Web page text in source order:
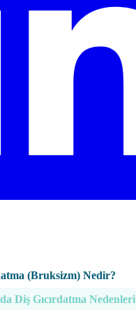
(Bruksizm) Nedir?
Diş Gıcırdatma Nedenleri